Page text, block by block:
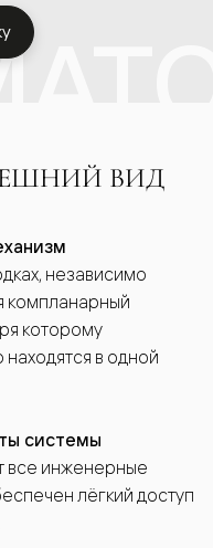
ВИД
независимо
компланарный
которому
в одной
системы
все инженерные
лёгкий доступ